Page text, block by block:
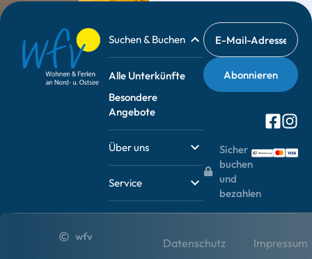
Suchen & Buchen
Alle Unterkünfte
Besondere
Angebote
Über uns
Service
Sicher
buchen
und
bezahlen
wfv Datenschutz Impressum